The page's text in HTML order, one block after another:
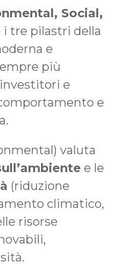
Social,
i tre pilastri della
e
più
e
e
valuta
e le
(riduzione
climatico,
risorse